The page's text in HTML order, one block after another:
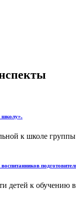
школу».
к школе
детей к